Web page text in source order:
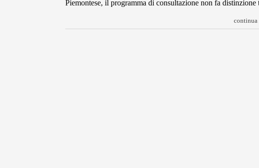
Piemontese, il programma di consultazione non fa
continua